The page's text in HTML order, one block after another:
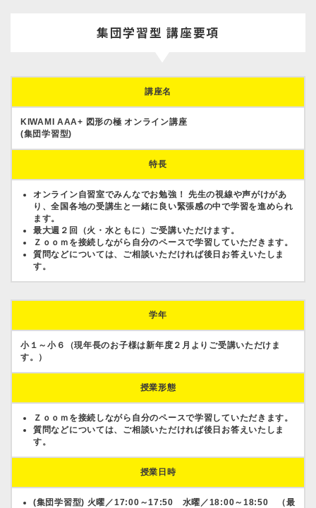
集団学習型 講座要項
講座名
KIWAMI AAA+ 図形の極 オンライン講座
(集団学習型)
特長
オンライン自習室でみんなでお勉強！ 先生の視線や声がけがあ
り、全国各地の受講生と一緒に良い緊張感の中で学習を進められ
ます。
最大週２回（火・水ともに）ご受講いただけます。
Ｚｏｏｍを接続しながら自分のペースで学習していただきます。
質問などについては、ご相談いただければ後日お答えいたしま
す。
学年
小１～小６（現年長のお子様は新年度２月よりご受講いただけま
す。）
授業形態
Ｚｏｏｍを接続しながら自分のペースで学習していただきます。
質問などについては、ご相談いただければ後日お答えいたしま
す。
授業日時
(集団学習型) 火曜／17:00～17:50 水曜／18:00～18:50 （最